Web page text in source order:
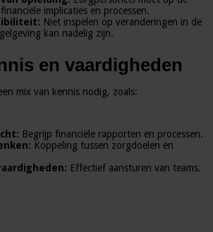
implicaties en processen.
Niet inspelen op veranderingen in de
kan nadelig zijn.
en vaardigheden
mix van kennis nodig, zoals:
Begrijp financiële rapporten en processen.
Koppeling tussen zorgdoelen en
Effectief aansturen van teams.